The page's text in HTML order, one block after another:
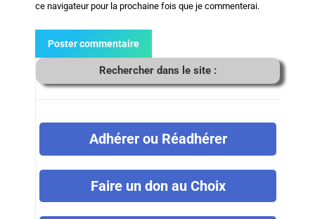
ce navigateur pour la prochaine fois que je commenterai.
Poster commentaire
Rechercher dans le site :
Adhérer ou Réadhérer
Faire un don au Choix